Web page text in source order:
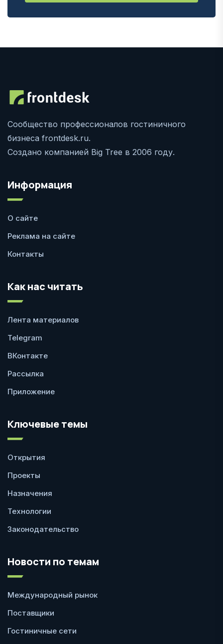
Сообщество профессионалов гостиничного
бизнеса frontdesk.ru.
Создано компанией Big Tree в 2006 году.
Информация
О сайте
Реклама на сайте
Контакты
Как нас читать
Лента материалов
Telegram
ВКонтакте
Рассылка
Приложение
Ключевые темы
Открытия
Проекты
Назначения
Технологии
Законодательство
Новости по темам
Международный рынок
Поставщики
Гостиничные сети